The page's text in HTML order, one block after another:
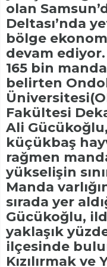
olan
Deltası’nda
bölge
devam ediyor.
165 bin
belirten
Fakültesi
Ali
küçükbaş
rağmen
yükselişin
Manda
sırada yer
Gücükoğlu,
yaklaşık
ilçesinde
Kızılırmak ve